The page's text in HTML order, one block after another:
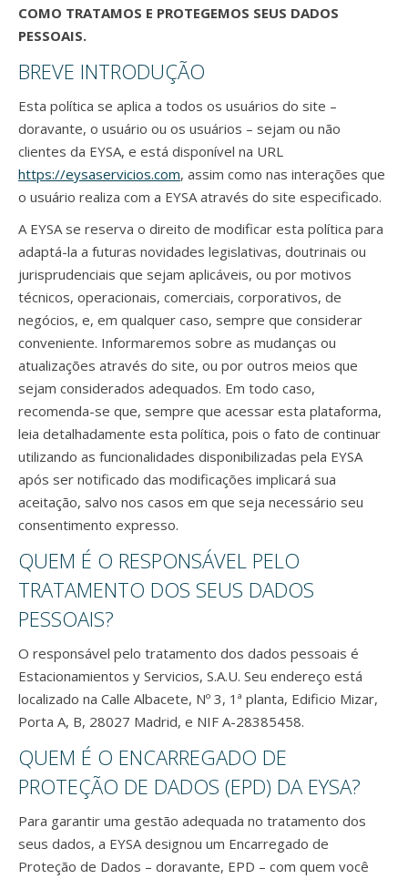
COMO TRATAMOS E PROTEGEMOS SEUS DADOS
PESSOAIS.
BREVE INTRODUÇÃO
Esta política se aplica a todos os usuários do site –
doravante, o usuário ou os usuários – sejam ou não
clientes da EYSA, e está disponível na URL
https://eysaservicios.com, assim como nas interações que
o usuário realiza com a EYSA através do site especificado.
A EYSA se reserva o direito de modificar esta política para
adaptá-la a futuras novidades legislativas, doutrinais ou
jurisprudenciais que sejam aplicáveis, ou por motivos
técnicos, operacionais, comerciais, corporativos, de
negócios, e, em qualquer caso, sempre que considerar
conveniente. Informaremos sobre as mudanças ou
atualizações através do site, ou por outros meios que
sejam considerados adequados. Em todo caso,
recomenda-se que, sempre que acessar esta plataforma,
leia detalhadamente esta política, pois o fato de continuar
utilizando as funcionalidades disponibilizadas pela EYSA
após ser notificado das modificações implicará sua
aceitação, salvo nos casos em que seja necessário seu
consentimento expresso.
QUEM É O RESPONSÁVEL PELO
TRATAMENTO DOS SEUS DADOS
PESSOAIS?
O responsável pelo tratamento dos dados pessoais é
Estacionamientos y Servicios, S.A.U. Seu endereço está
localizado na Calle Albacete, Nº 3, 1ª planta, Edificio Mizar,
Porta A, B, 28027 Madrid, e NIF A-28385458.
QUEM É O ENCARREGADO DE
PROTEÇÃO DE DADOS (EPD) DA EYSA?
Para garantir uma gestão adequada no tratamento dos
seus dados, a EYSA designou um Encarregado de
Proteção de Dados – doravante, EPD – com quem você